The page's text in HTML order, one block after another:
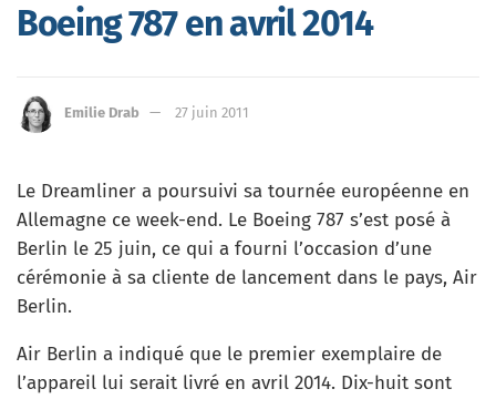
Boeing 787 en avril 2014
Emilie Drab 27 juin 2011
Le Dreamliner a poursuivi sa tournée européenne en
Allemagne ce week-end. Le Boeing 787 s’est posé à
Berlin le 25 juin, ce qui a fourni l’occasion d’une
cérémonie à sa cliente de lancement dans le pays, Air
Berlin.
Air Berlin a indiqué que le premier exemplaire de
l’appareil lui serait livré en avril 2014. Dix-huit sont